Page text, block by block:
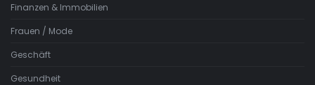
Finanzen & Immobilien
Frauen / Mode
Geschäft
Gesundheit